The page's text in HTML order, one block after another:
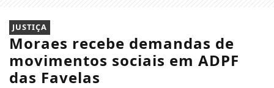
JUSTIÇA
Moraes recebe demandas de
movimentos sociais em ADPF
das Favelas